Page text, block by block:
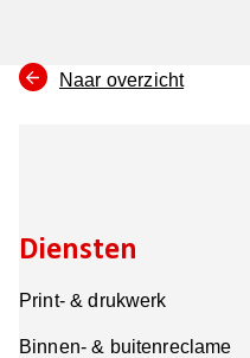
Naar overzicht
Diensten
Print- & drukwerk
Binnen- & buitenreclame